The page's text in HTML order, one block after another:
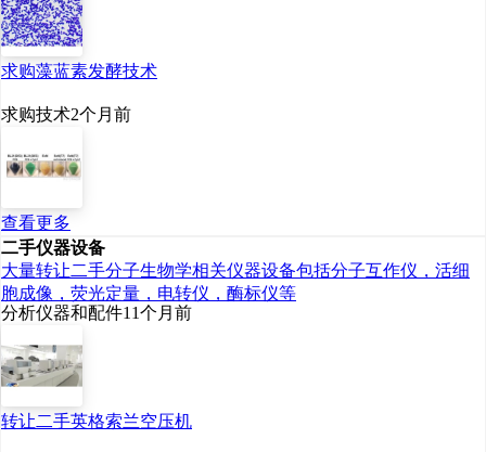
求购藻蓝素发酵技术
求购技术2个月前
查看更多
二手仪器设备
大量转让二手分子生物学相关仪器设备包括分子互作仪，活细
胞成像，荧光定量，电转仪，酶标仪等
分析仪器和配件11个月前
转让二手英格索兰空压机